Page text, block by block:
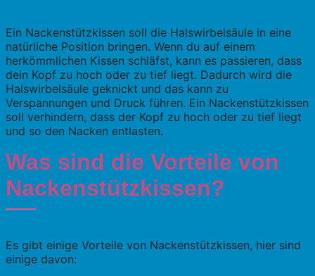
Ein Nackenstützkissen soll die Halswirbelsäule in eine
natürliche Position bringen. Wenn du auf einem
herkömmlichen Kissen schläfst, kann es passieren, dass
dein Kopf zu hoch oder zu tief liegt. Dadurch wird die
Halswirbelsäule geknickt und das kann zu
Verspannungen und Druck führen. Ein Nackenstützkissen
soll verhindern, dass der Kopf zu hoch oder zu tief liegt
und so den Nacken entlasten.
Was sind die Vorteile von
Nackenstützkissen?
Es gibt einige Vorteile von Nackenstützkissen, hier sind
einige davon: